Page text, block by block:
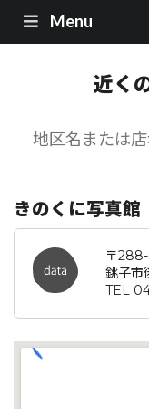
Menu
近く
きのくに写真館
〒
銚子市
TEL